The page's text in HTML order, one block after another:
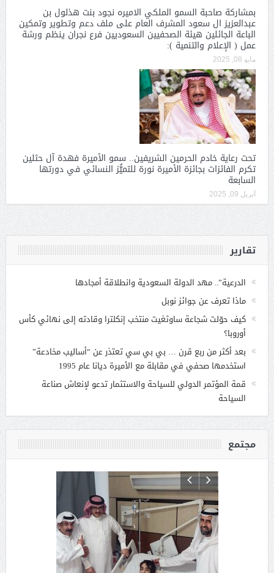
بمشاركة صاحبة السمو الملكي الاميره نجود بنت هذلول بن
عبدالعزيز ال سعود المشرف العام على ملف دعم وتطوير وتمكين
الباعة الجائلين هيئة الصحفيين السعوديين فرع نجران ينظم ورشة
عمل ( الإعلام والتنمية ):
مايو 08, 2025
تحت رعاية خادم الحرمين الشريفين.. سمو الأميرة فهدة آل حثلين
تكرم الفائزات بجائزة الأميرة نورة للتميُّز النسائي في دورتها
السابعة
أبريل 09, 2025
تقارير
الدرعية”.. مهد الدولة السعودية وانطلاقة أمجادها
ماذا تعرف عن جوائز نوبل
كيف حوّلت شجاعة ساوثغيت منتخب إنكلترا وقادته إلى نهائي كأس
أوروبا؟
بعد أكثر من ربع قرن … بي بي سي تعتذر عن “أساليب مخادعة”
استخدمها صحفي في مقابلة مع الأميرة ديانا عام 1995
قمة المؤتمر الدولي للسياحة والاستثمار تدعو لإنعاش صناعة
السياحة
مجتمع